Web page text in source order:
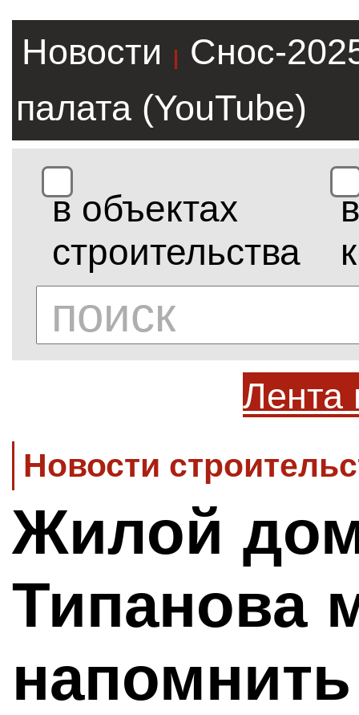
Новости |
Снос-
палата (YouTube)
в объектах
строительства
в
Лента
Новости
Жилой
Типанова